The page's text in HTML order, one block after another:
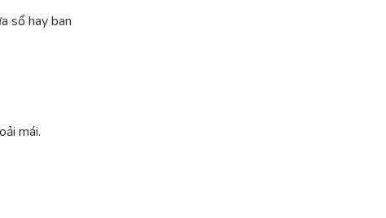
sổ hay ban
mái.